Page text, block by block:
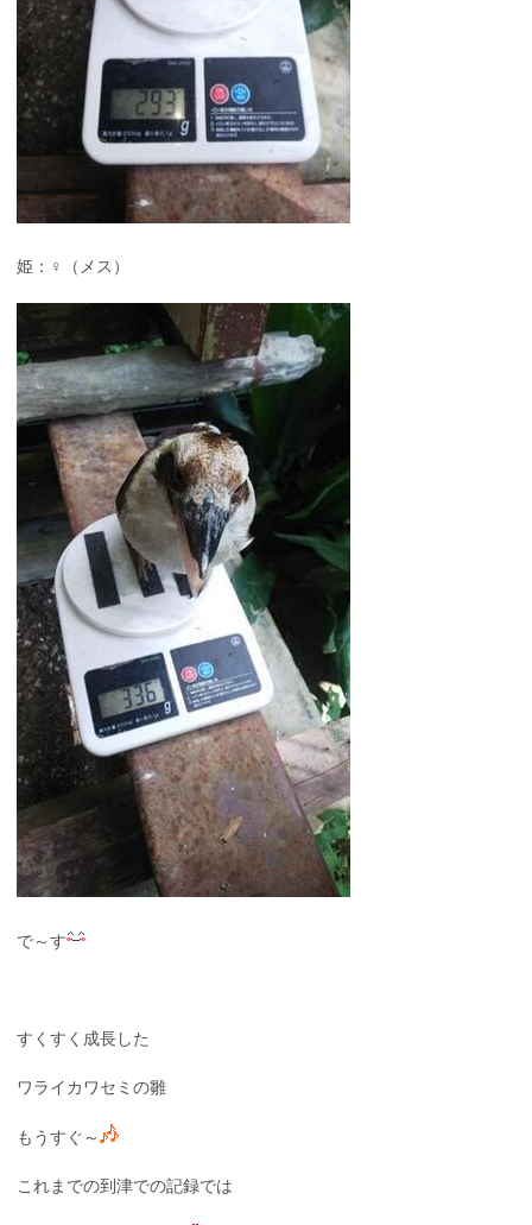
姫：♀（メス）
で～す
すくすく成長した
ワライカワセミの雛
もうすぐ～
これまでの到津での記録では